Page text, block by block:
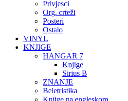
Privjesci
Org. crteži
Posteri
Ostalo
VINYL
KNJIGE
HANGAR 7
Knjige
Sirius B
ZNANJE
Beletristika
Knjige na engleskom